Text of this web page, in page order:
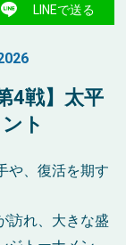
LINEで送る
4戦】太平
ト
や、復活を期す
訪れ、大きな盛